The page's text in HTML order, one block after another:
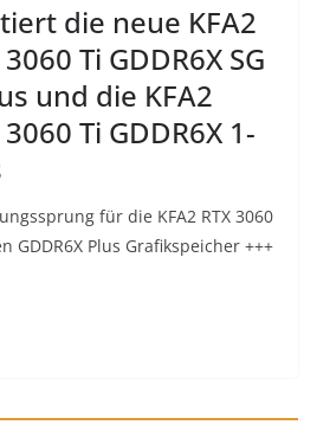
die neue KFA2
Ti GDDR6X SG
und die KFA2
Ti GDDR6X 1-
für die KFA2 RTX 3060
GDDR6X Plus Grafikspeicher +++